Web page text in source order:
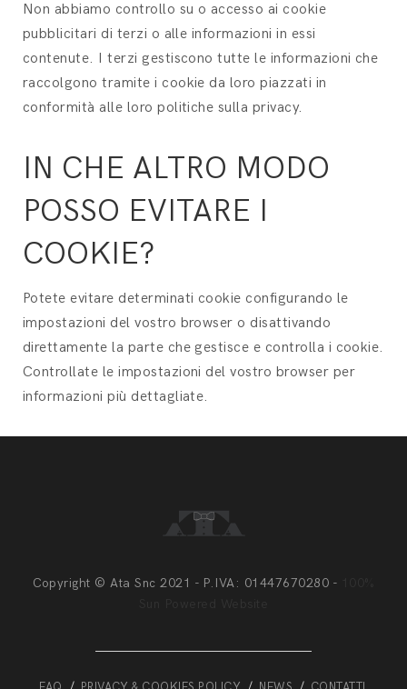
Non abbiamo controllo su o accesso ai cookie
pubblicitari di terzi o alle informazioni in essi
contenute. I terzi gestiscono tutte le informazioni che
raccolgono tramite i cookie da loro piazzati in
conformità alle loro politiche sulla privacy.
IN CHE ALTRO MODO
POSSO EVITARE I
COOKIE?
Potete evitare determinati cookie configurando le
impostazioni del vostro browser o disattivando
direttamente la parte che gestisce e controlla i cookie.
Controllate le impostazioni del vostro browser per
informazioni più dettagliate.
Copyright © Ata Snc 2021 - P.IVA: 01447670280 -